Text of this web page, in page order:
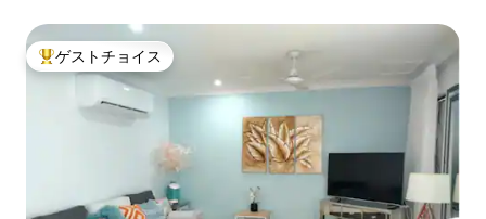
大好評のゲストチョイスです。
ゲストチョイス